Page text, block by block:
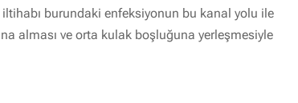
iltihabı burundaki enfeksiyonun bu kanal yolu ile
alması ve orta kulak boşluğuna yerleşmesiyle